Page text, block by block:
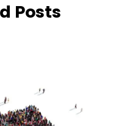
Posts